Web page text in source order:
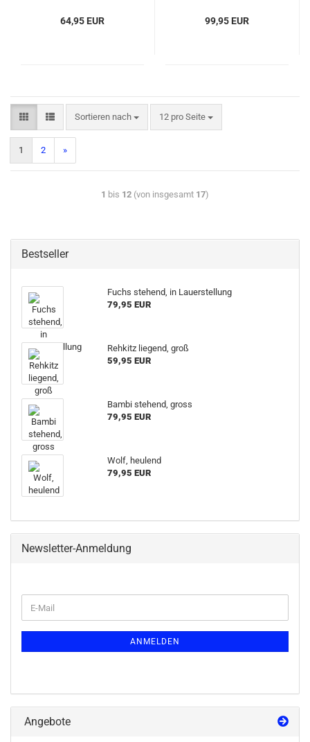
64,95 EUR 99,95 EUR
Sortieren nach 12 pro Seite
1 2 »
1 bis 12 (von insgesamt 17)
Bestseller
Fuchs stehend, in Lauerstellung
79,95 EUR
Rehkitz liegend, groß
59,95 EUR
Bambi stehend, gross
79,95 EUR
Wolf, heulend
79,95 EUR
Newsletter-Anmeldung
ANMELDEN
Angebote